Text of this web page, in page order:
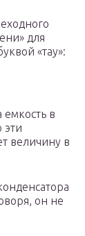
для
«тау»:
в
эти
величину в
он не